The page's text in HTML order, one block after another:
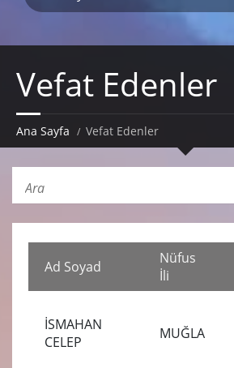
Vefat Edenler
Ana Sayfa Vefat Edenler
Ad Soyad
Nüfus
İli
İSMAHAN
CELEP
MUĞLA